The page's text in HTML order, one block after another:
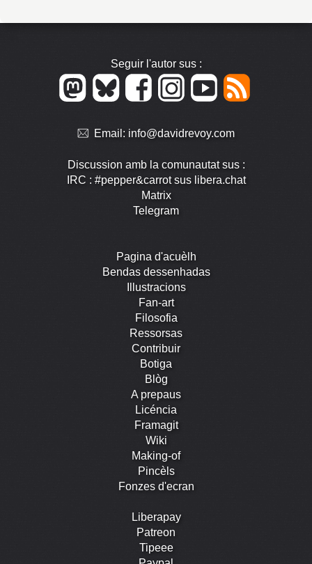
Seguir l'autor sus :
Email: info@davidrevoy.com
Discussion amb la comunautat sus :
IRC : #pepper&carrot sus libera.chat
Matrix
Telegram
Pagina d'acuèlh
Bendas dessenhadas
Illustracions
Fan-art
Filosofia
Ressorsas
Contribuir
Botiga
Blòg
A prepaus
Licéncia
Framagit
Wiki
Making-of
Pincèls
Fonzes d'ecran
Liberapay
Patreon
Tipeee